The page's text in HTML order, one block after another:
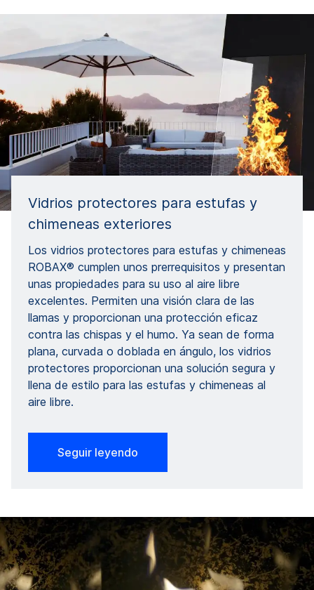
Vidrios protectores para estufas y
chimeneas exteriores
Los vidrios protectores para estufas y chimeneas
ROBAX® cumplen unos prerrequisitos y presentan
unas propiedades para su uso al aire libre
excelentes. Permiten una visión clara de las
llamas y proporcionan una protección eficaz
contra las chispas y el humo. Ya sean de forma
plana, curvada o doblada en ángulo, los vidrios
protectores proporcionan una solución segura y
llena de estilo para las estufas y chimeneas al
aire libre.
Seguir leyendo